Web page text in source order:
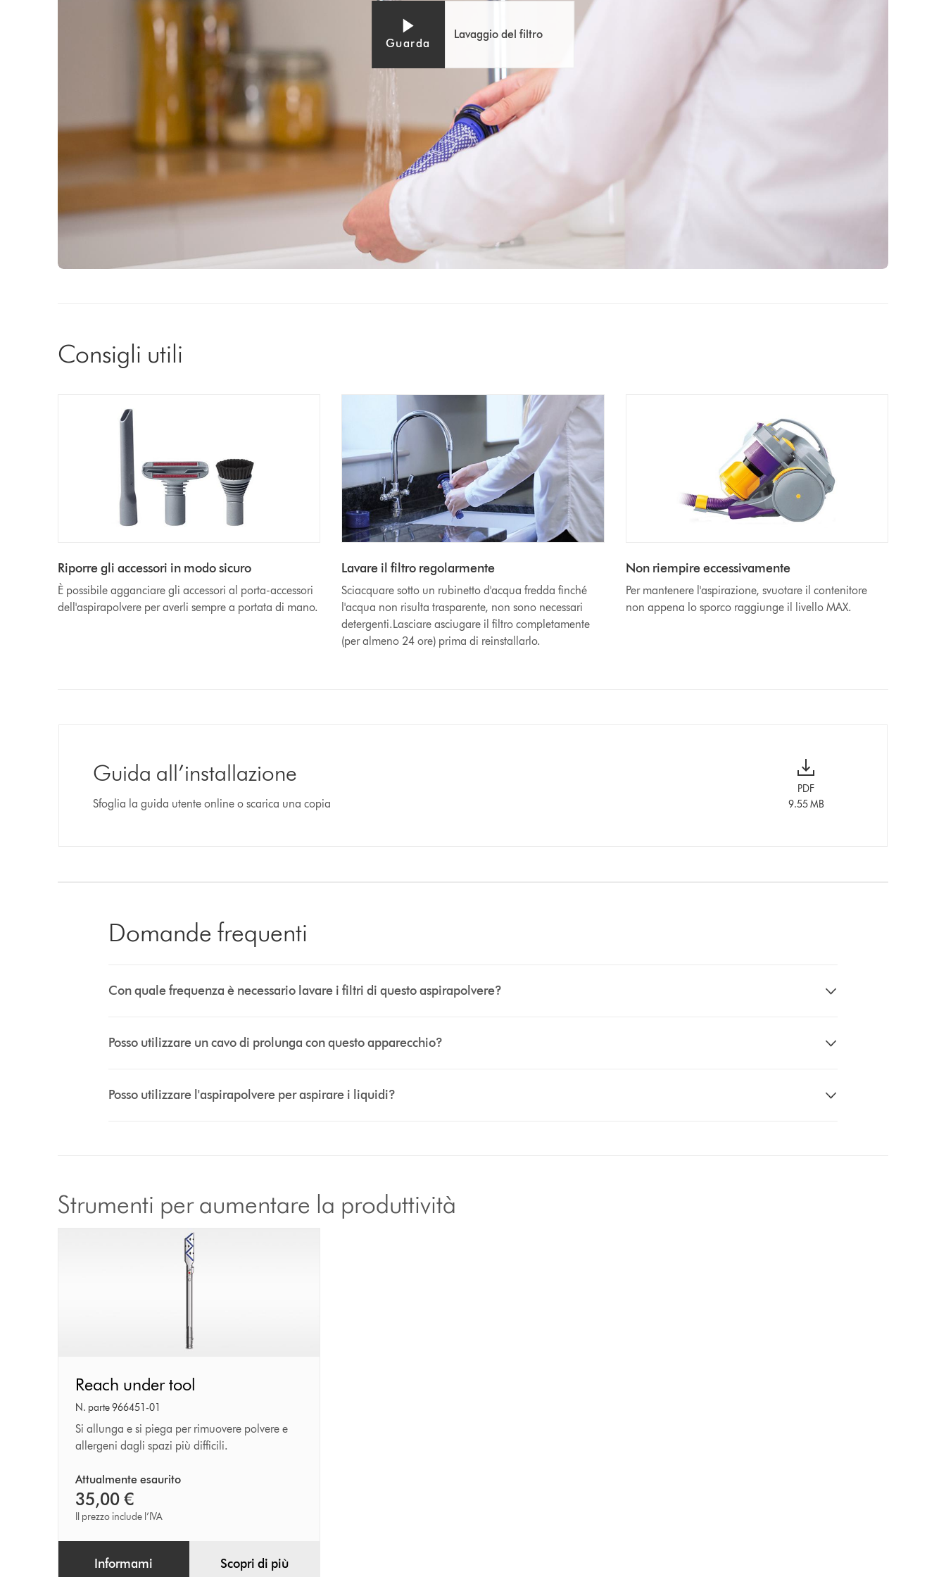
Guarda
Lavaggio del filtro
Consigli utili
Riporre gli accessori in modo sicuro
È possibile agganciare gli accessori al porta-accessori
dell'aspirapolvere per averli sempre a portata di mano.
Lavare il filtro regolarmente
Sciacquare sotto un rubinetto d'acqua fredda finché
l'acqua non risulta trasparente, non sono necessari
detergenti.Lasciare asciugare il filtro completamente
(per almeno 24 ore) prima di reinstallarlo.
Non riempire eccessivamente
Per mantenere l'aspirazione, svuotare il contenitore
non appena lo sporco raggiunge il livello MAX.
Guida all’installazione
Sfoglia la guida utente online o scarica una copia
PDF
9.55 MB
Domande frequenti
Con quale frequenza è necessario lavare i filtri di questo aspirapolvere?
Posso utilizzare un cavo di prolunga con questo apparecchio?
Posso utilizzare l'aspirapolvere per aspirare i liquidi?
Strumenti per aumentare la produttività
Reach
under
tool
Reach under tool
N. parte 966451-01
Si allunga e si piega per rimuovere polvere e
allergeni dagli spazi più difficili.
Attualmente esaurito
35,00 €
Il prezzo include l’IVA
Informami Scopri di più